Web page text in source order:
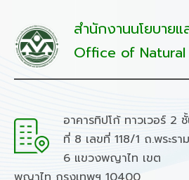
สำนักงานนโยบาย
Office of Natural
อาคารทิปโก้ ทาวเวอร์ 2
ที่ 8 เลขที่ 118/1 ถ.พระราม
6 แขวงพญาไท เขต